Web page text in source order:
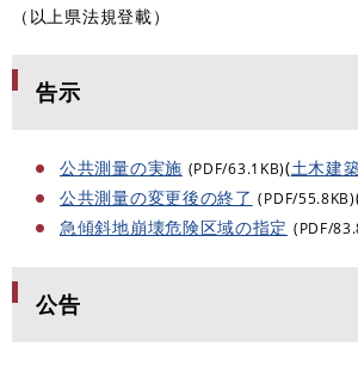
（以上県法規登載）
告示
公共測量の実施 (PDF/63.1KB)(土木建
公共測量の変更後の終了 (PDF/55.8KB)
急傾斜地崩壊危険区域の指定 (PDF/
公告